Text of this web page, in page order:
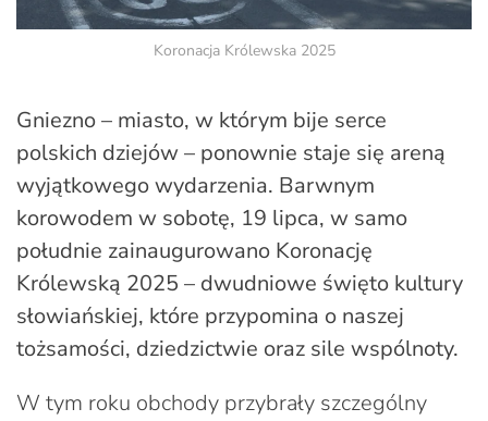
Koronacja Królewska 2025
Gniezno – miasto, w którym bije serce
polskich dziejów – ponownie staje się areną
wyjątkowego wydarzenia. Barwnym
korowodem w sobotę, 19 lipca, w samo
południe zainaugurowano Koronację
Królewską 2025 – dwudniowe święto kultury
słowiańskiej, które przypomina o naszej
tożsamości, dziedzictwie oraz sile wspólnoty.
W tym roku obchody przybrały szczególny